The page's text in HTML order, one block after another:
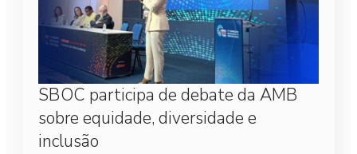
SBOC participa de debate da AMB
sobre equidade, diversidade e
inclusão